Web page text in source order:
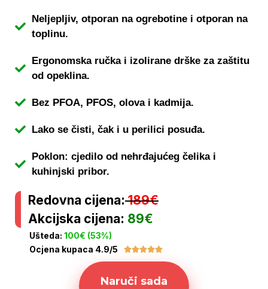
Neljepljiv, otporan na ogrebotine i otporan na
toplinu.
Ergonomska ručka i izolirane drške za zaštitu
od opeklina.
Bez PFOA, PFOS, olova i kadmija.
Lako se čisti, čak i u perilici posuđa.
Poklon: cjedilo od nehrđajućeg čelika i
kuhinjski pribor.
Redovna cijena:189€
Akcijska cijena: 89€
Ušteda: 100€ (53%)
Ocjena kupaca 4.9/5

Naruči sada